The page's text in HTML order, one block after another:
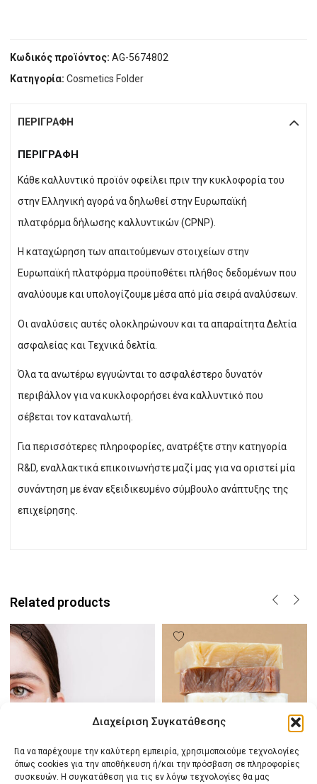
Διαχείριση Συγκατάθεσης
Για να παρέχουμε την καλύτερη εμπειρία, χρησιμοποιούμε τεχνολογίες
όπως cookies για την αποθήκευση ή/και την πρόσβαση σε πληροφορίες
συσκευών. Η συγκατάθεση για τις εν λόγω τεχνολογίες θα μας
Κωδικός προϊόντος:AG-5674802
Κατηγορία:Cosmetics Folder
ΠΕΡΙΓΡΑΦΉ
ΠΕΡΙΓΡΑΦΗ
Κάθε καλλυντικό προϊόν οφείλει πριν την κυκλοφορία του
στην Ελληνική αγορά να δηλωθεί στην Ευρωπαϊκή
πλατφόρμα δήλωσης καλλυντικών (CPNP).
Η καταχώρηση των απαιτούμενων στοιχείων στην
Ευρωπαϊκή πλατφόρμα προϋποθέτει πλήθος δεδομένων που
αναλύουμε και υπολογίζουμε μέσα από μία σειρά αναλύσεων.
Οι αναλύσεις αυτές ολοκληρώνουν και τα απαραίτητα Δελτία
ασφαλείας και Τεχνικά δελτία.
Όλα τα ανωτέρω εγγυώνται το ασφαλέστερο δυνατόν
περιβάλλον για να κυκλοφορήσει ένα καλλυντικό που
σέβεται τον καταναλωτή.
Για περισσότερες πληροφορίες, ανατρέξτε στην κατηγορία
R&D, εναλλακτικά επικοινωνήστε μαζί μας για να οριστεί μία
συνάντηση με έναν εξειδικευμένο σύμβουλο ανάπτυξης της
επιχείρησης.
Related products